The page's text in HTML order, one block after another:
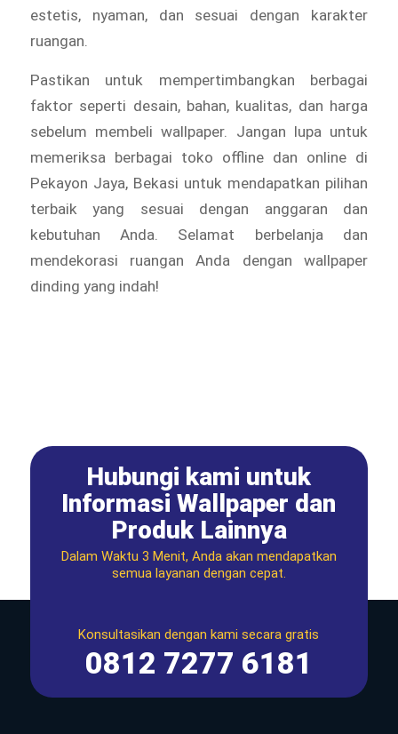
estetis, nyaman, dan sesuai dengan karakter
ruangan.
Pastikan untuk mempertimbangkan berbagai
faktor seperti desain, bahan, kualitas, dan harga
sebelum membeli wallpaper. Jangan lupa untuk
memeriksa berbagai toko offline dan online di
Pekayon Jaya, Bekasi untuk mendapatkan pilihan
terbaik yang sesuai dengan anggaran dan
kebutuhan Anda. Selamat berbelanja dan
mendekorasi ruangan Anda dengan wallpaper
dinding yang indah!
Hubungi kami untuk
Informasi Wallpaper dan
Produk Lainnya
Dalam Waktu 3 Menit, Anda akan mendapatkan
semua layanan dengan cepat.
Konsultasikan dengan kami secara gratis
0812 7277 6181